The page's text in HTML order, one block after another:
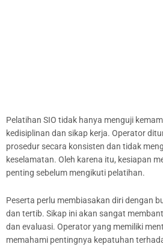
Pelatihan SIO tidak hanya menguji
kedisiplinan dan sikap kerja. Operator
prosedur secara konsisten dan tidak
keselamatan. Oleh karena itu, kesiapan
penting sebelum mengikuti pelatihan.
Peserta perlu membiasakan diri dengan
dan tertib. Sikap ini akan sangat
dan evaluasi. Operator yang memiliki
memahami pentingnya kepatuhan